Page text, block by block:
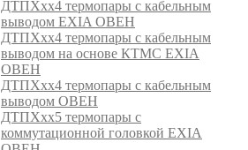
ДТПХхх4 термопары с кабельным
выводом EXIA ОВЕН
ДТПХхх4 термопары с кабельным
выводом на основе КТМС EXIA
ОВЕН
ДТПХхх4 термопары с кабельным
выводом ОВЕН
ДТПХхх5 термопары с
коммутационной головкой EXIA